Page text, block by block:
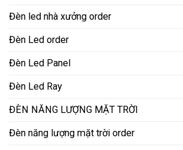
Đèn led nhà xưởng order
Đèn Led order
Đèn Led Panel
Đèn Led Ray
ĐÈN NĂNG LƯỢNG MẶT TRỜI
Đèn năng lượng mặt trời order